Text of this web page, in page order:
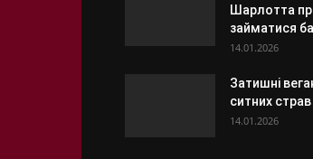
Шарлотта
займатися
14.01.2026
Затишні
ситних страв
14.01.2026